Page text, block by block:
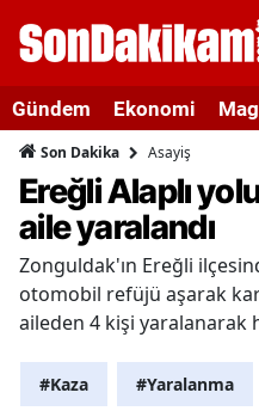
Gündem Ekonomi
Son Dakika Asayiş
Ereğli Alaplı
aile yaralandı
Zonguldak'ın Ereğli
otomobil refüjü aşarak
aileden 4 kişi yaralanarak
#Kaza #Yaralanma